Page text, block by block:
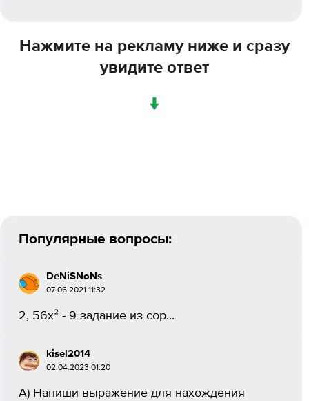
Нажмите на рекламу ниже и сразу
увидите ответ
↓
Популярные вопросы:
DeNiSNoNs
07.06.2021 11:32
2, 56x² - 9 задание из сор...
kisel2014
02.04.2023 01:20
А) Напиши выражение для нахождения